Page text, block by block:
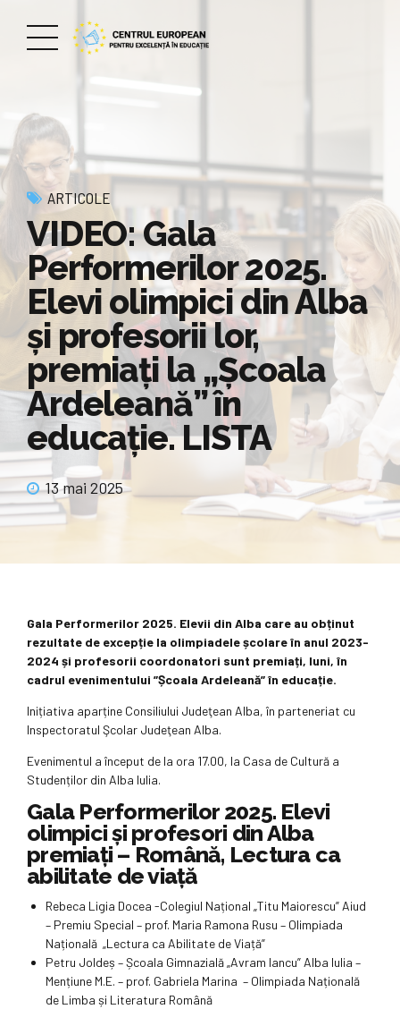
ARTICOLE
VIDEO: Gala
Performerilor 2025.
Elevi olimpici din Alba
și profesorii lor,
premiați la „Şcoala
Ardeleană” în
educaţie. LISTA
13 mai 2025
Gala Performerilor 2025. Elevii din Alba care au obținut
rezultate de excepție la olimpiadele școlare în anul 2023-
2024 și profesorii coordonatori sunt premiați, luni, în
cadrul evenimentului ”Școala Ardeleană” în educație.
Inițiativa aparține Consiliului Judeţean Alba, în parteneriat cu
Inspectoratul Şcolar Judeţean Alba.
Evenimentul a început de la ora 17.00, la Casa de Cultură a
Studenților din Alba Iulia.
Gala Performerilor 2025. Elevi
olimpici și profesori din Alba
premiați – Română, Lectura ca
abilitate de viață
Rebeca Ligia Docea -Colegiul Național „Titu Maiorescu” Aiud
– Premiu Special – prof. Maria Ramona Rusu – Olimpiada
Națională „Lectura ca Abilitate de Viață”
Petru Joldeș – Școala Gimnazială „Avram Iancu” Alba Iulia –
Mențiune M.E. – prof. Gabriela Marina – Olimpiada Națională
de Limba și Literatura Română